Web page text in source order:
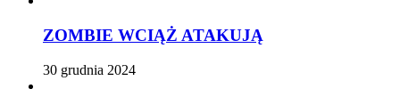
ZOMBIE WCIĄŻ ATAKUJĄ
30 grudnia 2024